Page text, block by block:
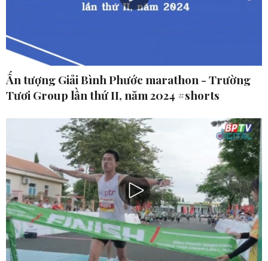
Ấn tượng Giải Bình Phước marathon - Trường
Tươi Group lần thứ II, năm 2024 #shorts